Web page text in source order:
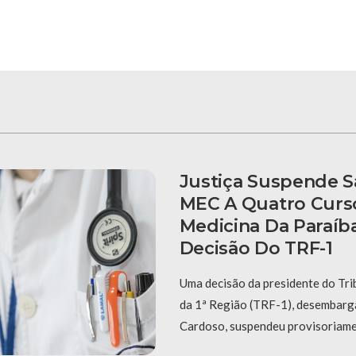
Justiça Suspende
MEC A Quatro
Medicina Da
Decisão Do TRF-1
Uma decisão da presidente do
da 1ª Região (TRF-1),
Cardoso, suspendeu